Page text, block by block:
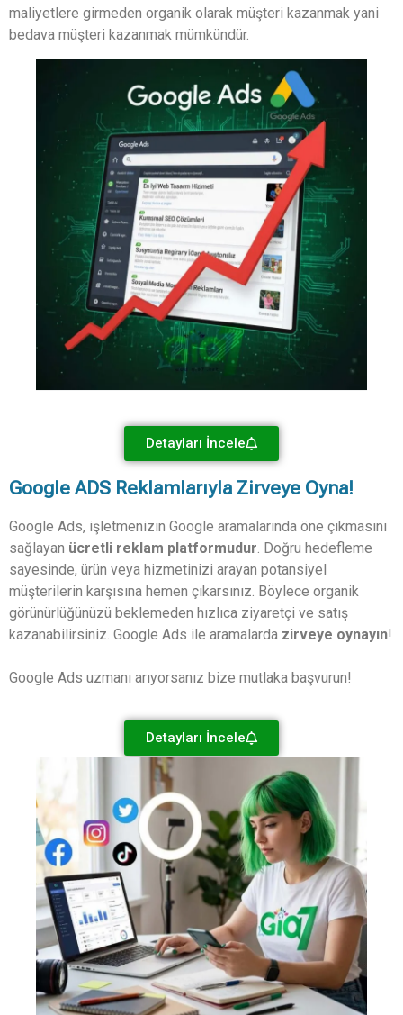
maliyetlere girmeden organik olarak müşteri kazanmak yani
bedava müşteri kazanmak mümkündür.
Detayları İncele
Google ADS Reklamlarıyla Zirveye Oyna!
Google Ads, işletmenizin Google aramalarında öne çıkmasını
sağlayan ücretli reklam platformudur. Doğru hedefleme
sayesinde, ürün veya hizmetinizi arayan potansiyel
müşterilerin karşısına hemen çıkarsınız. Böylece organik
görünürlüğünüzü beklemeden hızlıca ziyaretçi ve satış
kazanabilirsiniz. Google Ads ile aramalarda zirveye oynayın!
Google Ads uzmanı arıyorsanız bize mutlaka başvurun!
Detayları İncele